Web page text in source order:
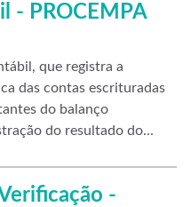
- PROCEMPA
que registra a
das contas escrituradas
do balanço
do resultado do...
-